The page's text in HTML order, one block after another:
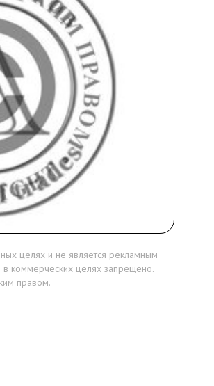
целях и не является рекламным
в коммерческих целях запрещено.
правом.